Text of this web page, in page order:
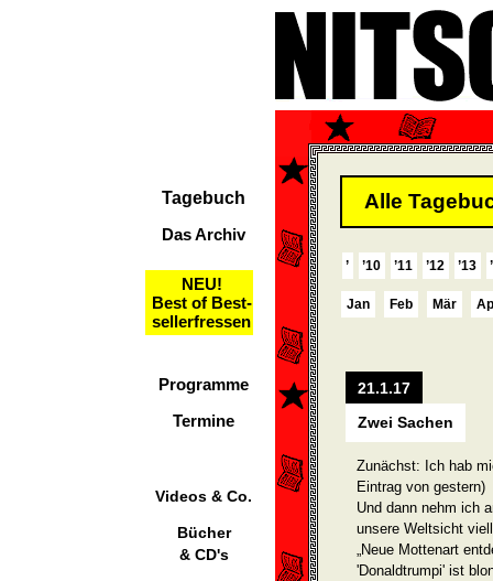
Tagebuch
Das Archiv
NEU!
Best of Best-
sellerfressen
Programme
Termine
Videos & Co.
Bücher
& CD's
Alle
’ ’10 ’11 ’12 ’13
Jan Feb Mär
21.1.17
Zwei Sachen
Zunächst: Ich hab
Eintrag von gestern)
Und dann nehm ich
unsere Weltsicht
„Neue Mottenart
'Donaldtrumpi' ist